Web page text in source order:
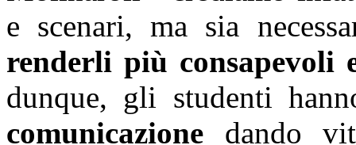
e scenari, ma sia
renderli più consapevoli
dunque, gli studenti
comunicazione dando